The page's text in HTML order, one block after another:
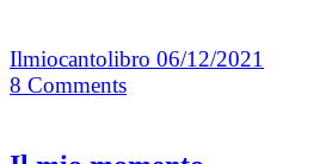
Ilmiocantolibro 06/12/2021
8 Comments